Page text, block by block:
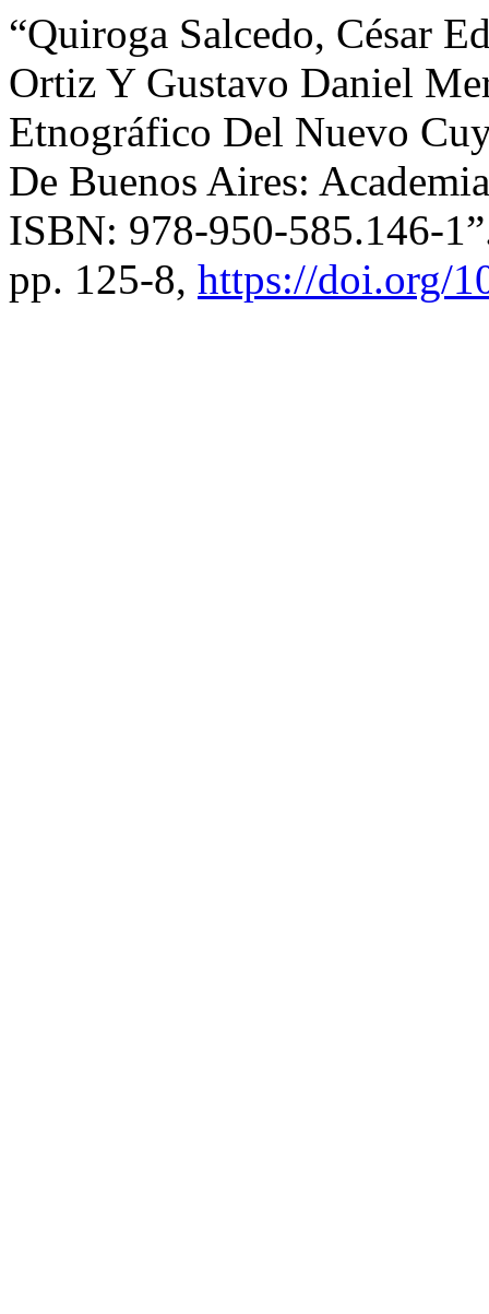
“Quiroga Salcedo, César
Ortiz Y Gustavo Daniel
Etnográfico Del Nuevo
De Buenos Aires:
ISBN: 978-950-585.146-
pp. 125-8, https://doi.org/